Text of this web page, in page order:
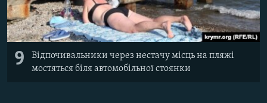
9
Відпочивальники через нестачу місць на пляжі
мостяться біля автомобільної стоянки